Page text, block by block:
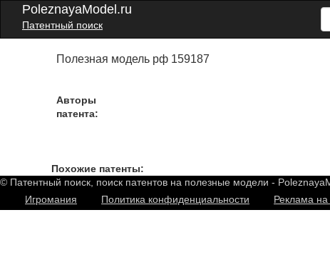
PoleznayaModel.ru
Патентный поиск
Полезная модель рф 159187
Авторы
патента:
Похожие патенты:
© Патентный поиск, поиск патентов на полезные модели -
Игромания
Политика конфиденциальности Реклама на